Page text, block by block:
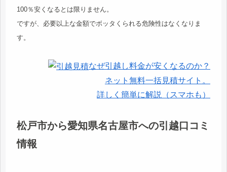
100％安くなるとは限りません。
ですが、必要以上な金額でボッタくられる危険性はなくなりま
す。
なぜ引越し料金が安くなるのか？
ネット無料一括見積サイト。
詳しく簡単に解説（スマホも）
松戸市から愛知県名古屋市への引越口コミ
情報